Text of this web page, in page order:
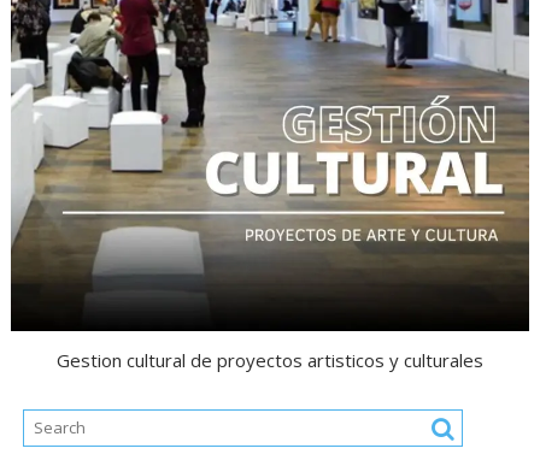
Gestion cultural de proyectos artisticos y culturales